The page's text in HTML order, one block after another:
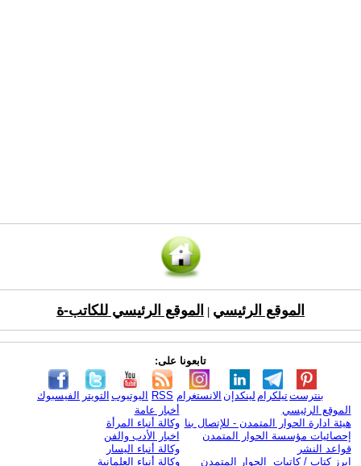
الموقع الرئيسي الموقع الرئيسي للكاتب-ة
تابعونا على:
الفيسبوك التويتر اليوتيوب RSS الانستغرام لينكدإن تيلكرامبنترست
الموقع الرئيسي
هيئة ادارة الحوار المتمدن - للإتصال بنا
إحصائيات مؤسسة الحوار المتمدن
قواعد النشر
ابرز كتاب / كاتبات الحوار المتمدن
أخبار عامة
وكالة أنباء المرأة
اخبار الأدب والفن
وكالة أنباء اليسار
وكالة أنباء العلمانية